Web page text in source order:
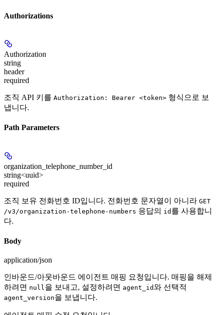
Authorizations
Authorization
string
header
required
조직 API 키를 Authorization: Bearer <token> 형식으로 보
냅니다.
Path Parameters
organization_telephone_number_id
string<uuid>
required
조직 보유 전화번호 ID입니다. 전화번호 문자열이 아니라 GET
/v3/organization-telephone-numbers 응답의 id 를 사용합니
다.
Body
application/json
인바운드/아웃바운드 에이전트 매핑 요청입니다. 매핑을 해제
하려면 null을 보내고, 설정하려면 agent_id와 선택적
agent_version을 보냅니다.